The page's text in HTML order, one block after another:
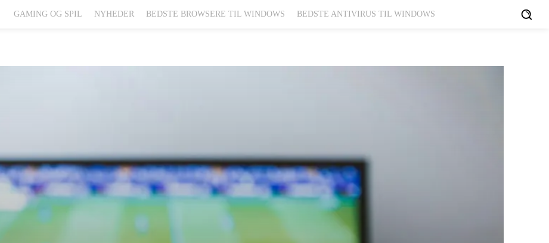
GAMING OG SPIL NYHEDER BEDSTE BROWSERE TIL WINDOWS BEDSTE ANTIVIRUS TIL WINDOWS